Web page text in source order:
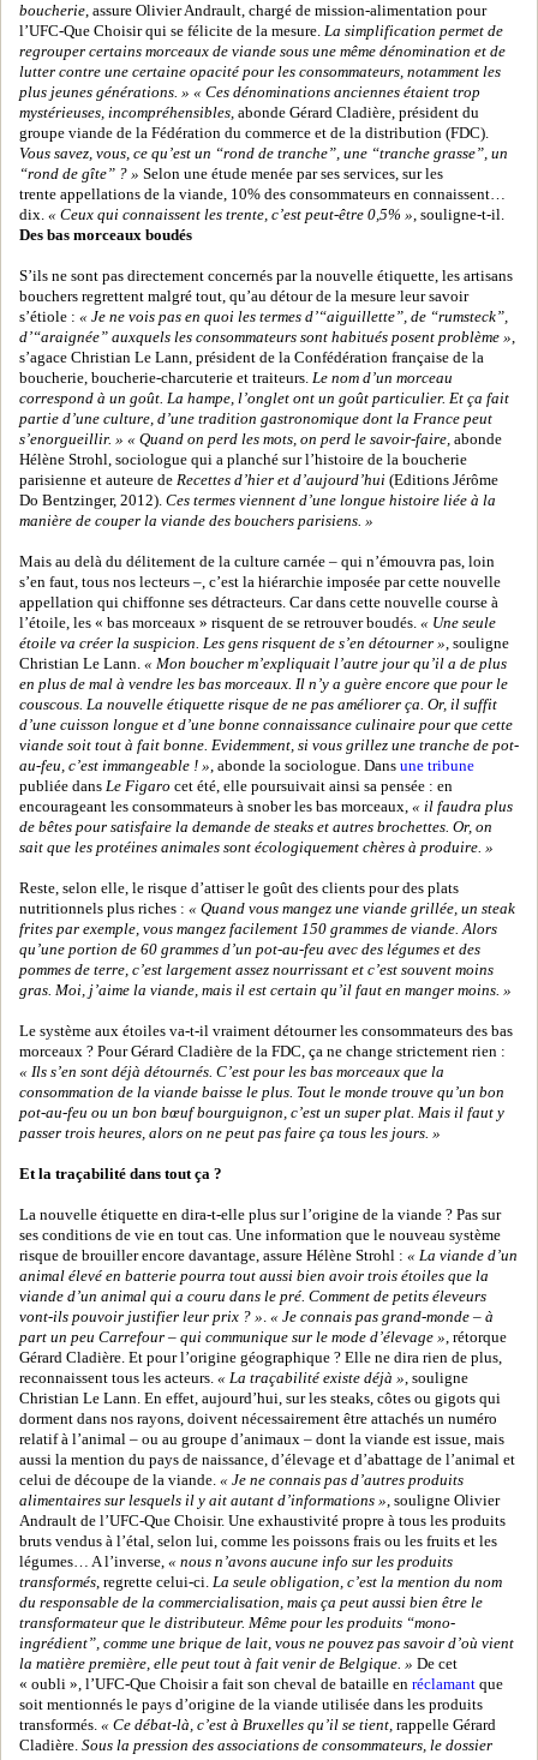
boucherie, assure Olivier Andrault, chargé de mission-alimentation pour
l’UFC-Que Choisir qui se félicite de la mesure. La simplification permet de
regrouper certains morceaux de viande sous une même dénomination et de
lutter contre une certaine opacité pour les consommateurs, notamment les
plus jeunes générations. » « Ces dénominations anciennes étaient trop
mystérieuses, incompréhensibles, abonde Gérard Cladière, président du
groupe viande de la Fédération du commerce et de la distribution (FDC).
Vous savez, vous, ce qu’est un “rond de tranche”, une “tranche grasse”, un
“rond de gîte” ? » Selon une étude menée par ses services, sur les
trente appellations de la viande, 10% des consommateurs en connaissent…
dix. « Ceux qui connaissent les trente, c’est peut-être 0,5% », souligne-t-il.
Des bas morceaux boudés
S’ils ne sont pas directement concernés par la nouvelle étiquette, les artisans
bouchers regrettent malgré tout, qu’au détour de la mesure leur savoir
s’étiole : « Je ne vois pas en quoi les termes d’“aiguillette”, de “rumsteck”,
d’“araignée” auxquels les consommateurs sont habitués posent problème »,
s’agace Christian Le Lann, président de la Confédération française de la
boucherie, boucherie-charcuterie et traiteurs. Le nom d’un morceau
correspond à un goût. La hampe, l’onglet ont un goût particulier. Et ça fait
partie d’une culture, d’une tradition gastronomique dont la France peut
s’enorgueillir. » « Quand on perd les mots, on perd le savoir-faire, abonde
Hélène Strohl, sociologue qui a planché sur l’histoire de la boucherie
parisienne et auteure de Recettes d’hier et d’aujourd’hui (Editions Jérôme
Do Bentzinger, 2012). Ces termes viennent d’une longue histoire liée à la
manière de couper la viande des bouchers parisiens. »
Mais au delà du délitement de la culture carnée – qui n’émouvra pas, loin
s’en faut, tous nos lecteurs –, c’est la hiérarchie imposée par cette nouvelle
appellation qui chiffonne ses détracteurs. Car dans cette nouvelle course à
l’étoile, les « bas morceaux » risquent de se retrouver boudés. « Une seule
étoile va créer la suspicion. Les gens risquent de s’en détourner », souligne
Christian Le Lann. « Mon boucher m’expliquait l’autre jour qu’il a de plus
en plus de mal à vendre les bas morceaux. Il n’y a guère encore que pour le
couscous. La nouvelle étiquette risque de ne pas améliorer ça. Or, il suffit
d’une cuisson longue et d’une bonne connaissance culinaire pour que cette
viande soit tout à fait bonne. Evidemment, si vous grillez une tranche de pot-
au-feu, c’est immangeable ! », abonde la sociologue. Dans une tribune
publiée dans Le Figaro cet été, elle poursuivait ainsi sa pensée : en
encourageant les consommateurs à snober les bas morceaux, « il faudra plus
de bêtes pour satisfaire la demande de steaks et autres brochettes. Or, on
sait que les protéines animales sont écologiquement chères à produire. »
Reste, selon elle, le risque d’attiser le goût des clients pour des plats
nutritionnels plus riches : « Quand vous mangez une viande grillée, un steak
frites par exemple, vous mangez facilement 150 grammes de viande. Alors
qu’une portion de 60 grammes d’un pot-au-feu avec des légumes et des
pommes de terre, c’est largement assez nourrissant et c’est souvent moins
gras. Moi, j’aime la viande, mais il est certain qu’il faut en manger moins. »
Le système aux étoiles va-t-il vraiment détourner les consommateurs des bas
morceaux ? Pour Gérard Cladière de la FDC, ça ne change strictement rien :
« Ils s’en sont déjà détournés. C’est pour les bas morceaux que la
consommation de la viande baisse le plus. Tout le monde trouve qu’un bon
pot-au-feu ou un bon bœuf bourguignon, c’est un super plat. Mais il faut y
passer trois heures, alors on ne peut pas faire ça tous les jours. »
Et la traçabilité dans tout ça ?
La nouvelle étiquette en dira-t-elle plus sur l’origine de la viande ? Pas sur
ses conditions de vie en tout cas. Une information que le nouveau système
risque de brouiller encore davantage, assure Hélène Strohl : « La viande d’un
animal élevé en batterie pourra tout aussi bien avoir trois étoiles que la
viande d’un animal qui a couru dans le pré. Comment de petits éleveurs
vont-ils pouvoir justifier leur prix ? ». « Je connais pas grand-monde – à
part un peu Carrefour – qui communique sur le mode d’élevage », rétorque
Gérard Cladière. Et pour l’origine géographique ? Elle ne dira rien de plus,
reconnaissent tous les acteurs. « La traçabilité existe déjà », souligne
Christian Le Lann. En effet, aujourd’hui, sur les steaks, côtes ou gigots qui
dorment dans nos rayons, doivent nécessairement être attachés un numéro
relatif à l’animal – ou au groupe d’animaux – dont la viande est issue, mais
aussi la mention du pays de naissance, d’élevage et d’abattage de l’animal et
celui de découpe de la viande. « Je ne connais pas d’autres produits
alimentaires sur lesquels il y ait autant d’informations », souligne Olivier
Andrault de l’UFC-Que Choisir. Une exhaustivité propre à tous les produits
bruts vendus à l’étal, selon lui, comme les poissons frais ou les fruits et les
légumes… A l’inverse, « nous n’avons aucune info sur les produits
transformés, regrette celui-ci. La seule obligation, c’est la mention du nom
du responsable de la commercialisation, mais ça peut aussi bien être le
transformateur que le distributeur. Même pour les produits “mono-
ingrédient”, comme une brique de lait, vous ne pouvez pas savoir d’où vient
la matière première, elle peut tout à fait venir de Belgique. » De cet
« oubli », l’UFC-Que Choisir a fait son cheval de bataille en réclamant que
soit mentionnés le pays d’origine de la viande utilisée dans les produits
transformés. « Ce débat-là, c’est à Bruxelles qu’il se tient, rappelle Gérard
Cladière. Sous la pression des associations de consommateurs, le dossier